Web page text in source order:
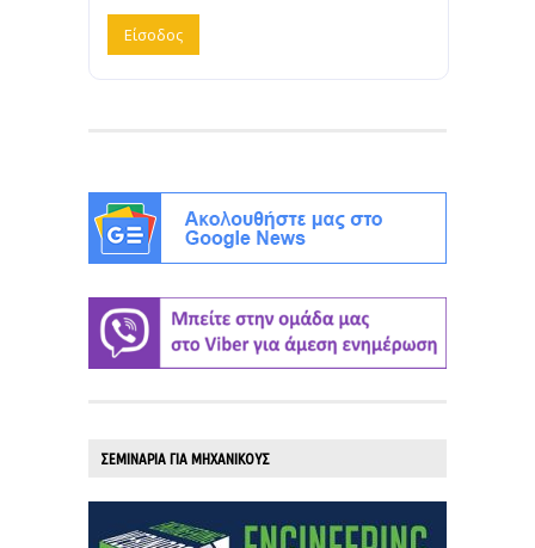
ΣΕΜΙΝΑΡΙΑ ΓΙΑ ΜΗΧΑΝΙΚΟΥΣ